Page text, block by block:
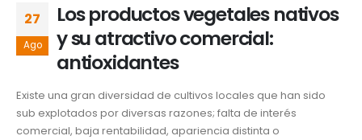
27
Ago
Los productos vegetales nativos
y su atractivo comercial:
antioxidantes
Existe una gran diversidad de cultivos locales que han sido
sub explotados por diversas razones; falta de interés
comercial, baja rentabilidad, apariencia distinta o